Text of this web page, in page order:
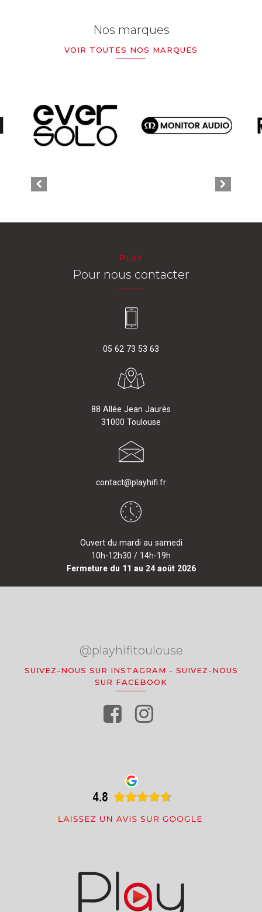
Nos marques
VOIR TOUTES NOS MARQUES
PLAY
Pour nous contacter
05 62 73 53 63
88 Allée Jean Jaurès
31000 Toulouse
contact@playhifi.fr
Ouvert du mardi au samedi
10h-12h30 / 14h-19h
Fermeture du 11 au 24 août 2026
@playhifitoulouse
SUIVEZ-NOUS SUR INSTAGRAM - SUIVEZ-NOUS
SUR FACEBOOK